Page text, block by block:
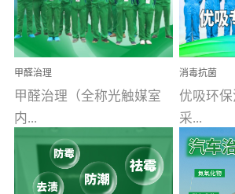
甲醛治理
甲醛治理（全称光触媒室
内...
空气污染净化治理）工业
消毒抗菌
优吸环保
采...
用行业